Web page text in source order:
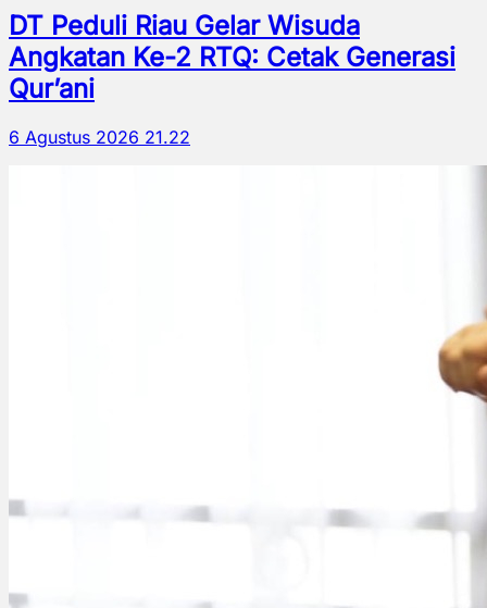
DT Peduli Riau Gelar Wisuda
Angkatan Ke-2 RTQ: Cetak Generasi
Qur’ani
6 Agustus 2026 21.22